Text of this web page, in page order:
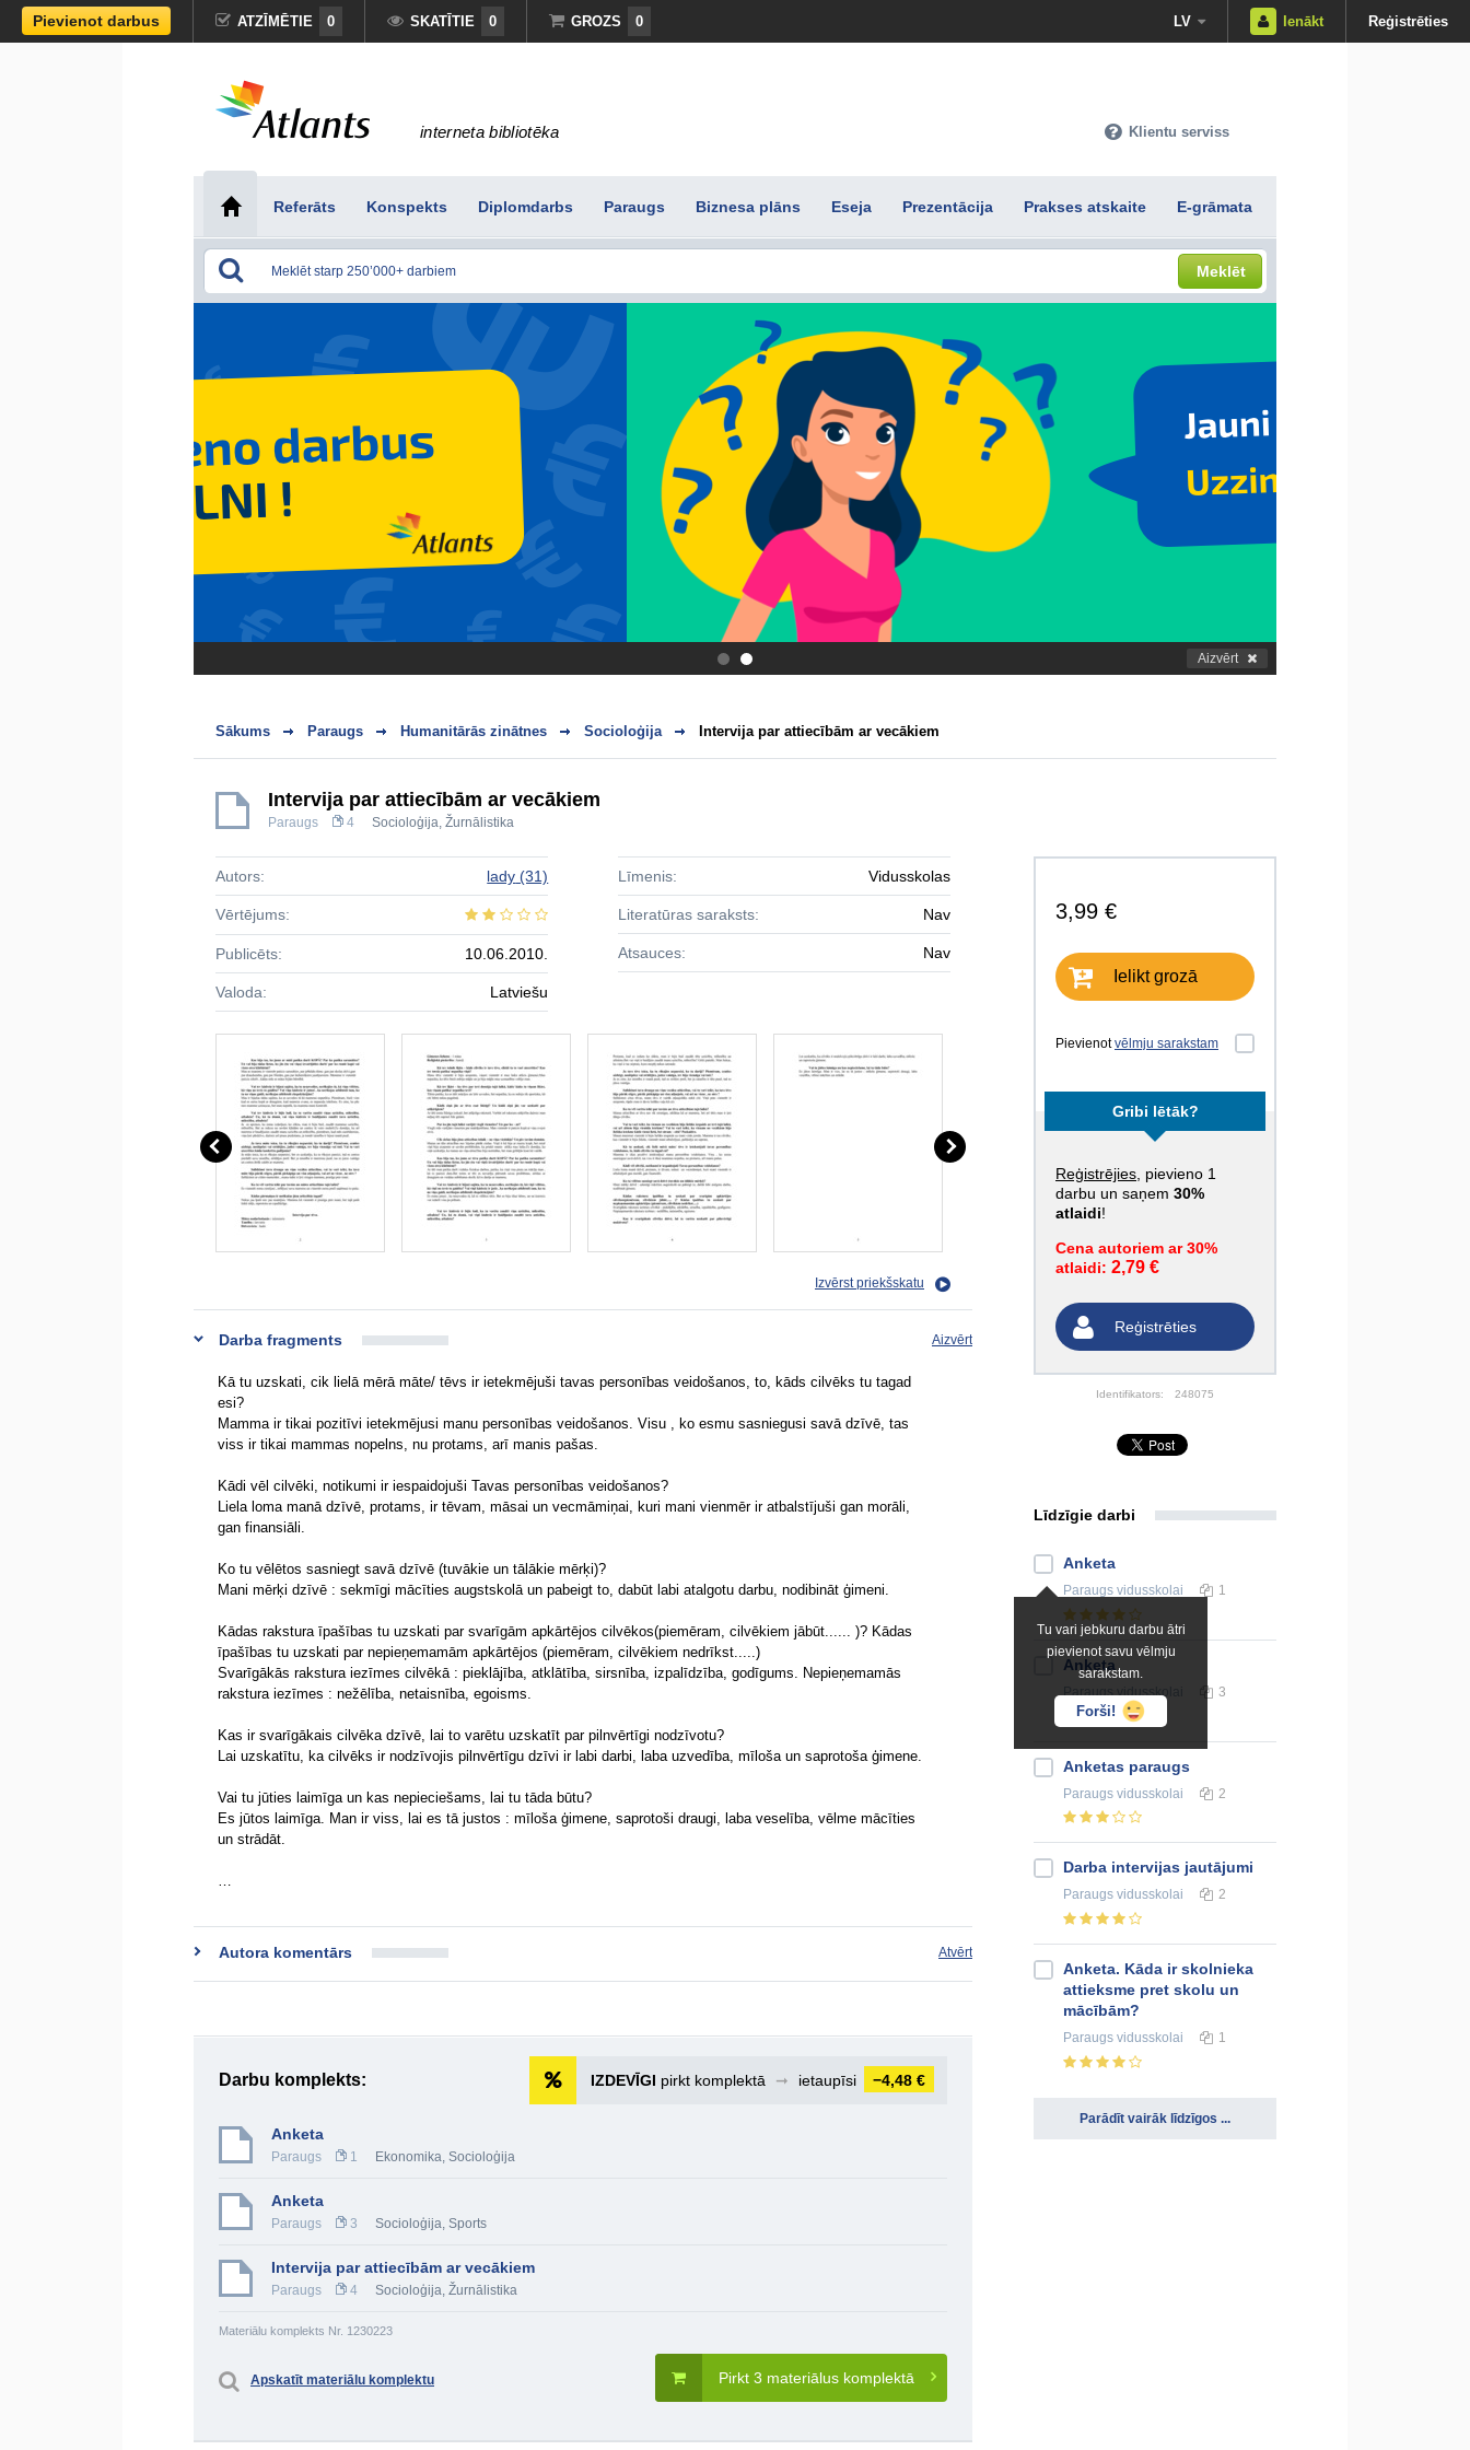
Pievienot darbus ATZĪMĒTIE 0 SKATĪTIE 0 GROZS 0 LV Ienākt Reģistrēties
interneta bibliotēka Klientu serviss
Referāts Konspekts Diplomdarbs Paraugs Biznesa plāns Eseja Prezentācija Prakses atskaite E-grāmata
Meklēt
. Aizvērt
Sākums Paraugs Humanitārās zinātnes Socioloģija Intervija par attiecībām ar vecākiem
Intervija par attiecībām ar vecākiem
Paraugs 4 Socioloģija, Žurnālistika
3,99 €
Ielikt grozā
Pievienotvēlmju sarakstam
Gribi lētāk?
Reģistrējies , pievieno 1
darbu un saņem 30%
atlaidi!
Cena autoriem ar 30%
atlaidi: 2,79 €
Reģistrēties
Identifikators: 248075
Autors: lady (31)
Vērtējums:
Publicēts: 10.06.2010.
Valoda: Latviešu
Līmenis: Vidusskolas
Literatūras saraksts: Nav
Atsauces: Nav
Izvērst priekšskatu
Darba fragments Aizvērt
Kā tu uzskati, cik lielā mērā māte/ tēvs ir ietekmējuši tavas personības veidošanos, to, kāds cilvēks tu tagad
esi?
Mamma ir tikai pozitīvi ietekmējusi manu personības veidošanos. Visu , ko esmu sasniegusi savā dzīvē, tas
viss ir tikai mammas nopelns, nu protams, arī manis pašas.
Kādi vēl cilvēki, notikumi ir iespaidojuši Tavas personības veidošanos?
Liela loma manā dzīvē, protams, ir tēvam, māsai un vecmāmiņai, kuri mani vienmēr ir atbalstījuši gan morāli,
gan finansiāli.
Ko tu vēlētos sasniegt savā dzīvē (tuvākie un tālākie mērķi)?
Mani mērķi dzīvē : sekmīgi mācīties augstskolā un pabeigt to, dabūt labi atalgotu darbu, nodibināt ģimeni.
Kādas rakstura īpašības tu uzskati par svarīgām apkārtējos cilvēkos(piemēram, cilvēkiem jābūt...... )? Kādas
īpašības tu uzskati par nepieņemamām apkārtējos (piemēram, cilvēkiem nedrīkst.....)
Svarīgākās rakstura iezīmes cilvēkā : pieklājība, atklātība, sirsnība, izpalīdzība, godīgums. Nepieņemamās
rakstura iezīmes : nežēlība, netaisnība, egoisms.
Kas ir svarīgākais cilvēka dzīvē, lai to varētu uzskatīt par pilnvērtīgi nodzīvotu?
Lai uzskatītu, ka cilvēks ir nodzīvojis pilnvērtīgu dzīvi ir labi darbi, laba uzvedība, mīloša un saprotoša ģimene.
Vai tu jūties laimīga un kas nepieciešams, lai tu tāda būtu?
Es jūtos laimīga. Man ir viss, lai es tā justos : mīloša ģimene, saprotoši draugi, laba veselība, vēlme mācīties
un strādāt.
…
Autora komentārs Atvērt
Darbu komplekts: IZDEVĪGI pirkt komplektā ➞ ietaupīsi −4,48 €
Anketa
Paraugs 1 Ekonomika, Socioloģija
Anketa
Paraugs 3 Socioloģija, Sports
Intervija par attiecībām ar vecākiem
Paraugs 4 Socioloģija, Žurnālistika
Materiālu komplekts Nr. 1230223
Pirkt 3 materiālus komplektā
Apskatīt materiālu komplektu
Līdzīgie darbi
Tu vari jebkuru darbu ātri
pievienot savu vēlmju
sarakstam.
Forši!
Anketa
Paraugs vidusskolai 1
Anketa
Paraugsvidusskolai 3
Anketas paraugs
Paraugs vidusskolai 2
Darba intervijas jautājumi
Paraugs vidusskolai 2
Anketa. Kāda ir skolnieka
attieksme pret skolu un
mācībām?
Paraugs vidusskolai 1
Parādīt vairāk līdzīgos ...